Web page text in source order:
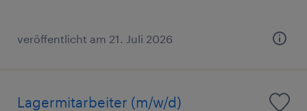
veröffentlicht am 21. Juli 2026
Lagermitarbeiter (m/w/d)